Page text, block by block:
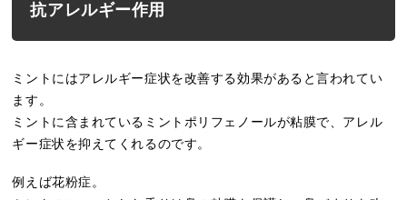
抗アレルギー作用
ミントにはアレルギー症状を改善する効果があると言われてい
ます。
ミントに含まれているミントポリフェノールが粘膜で、アレル
ギー症状を抑えてくれるのです。
例えば花粉症。